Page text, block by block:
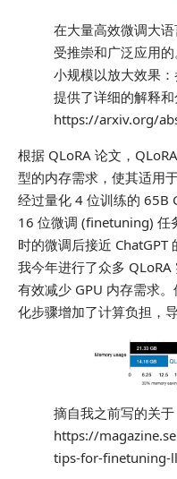
在大量高效微调大
受推崇和广泛应用
小规模以放大效果
提供了详细的解释和
https://arxiv.org/
根据 QLoRA 论文，
型的内存需求，使其适用
经过量化 4 位训练的 65B
16 位微调 (finetuning) 任
时的微调后接近 ChatGPT
我今年进行了众多
有效减少 GPU 内存需求
化步骤增加了计算负担，
摘自我之前写的关
https://
tips-for-finetuning-